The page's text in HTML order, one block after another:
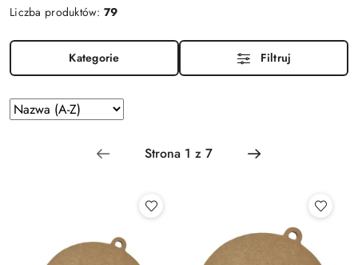
Liczba produktów:79
Kategorie Filtruj
Zastosowano
sortowanie:
Sortuj
według